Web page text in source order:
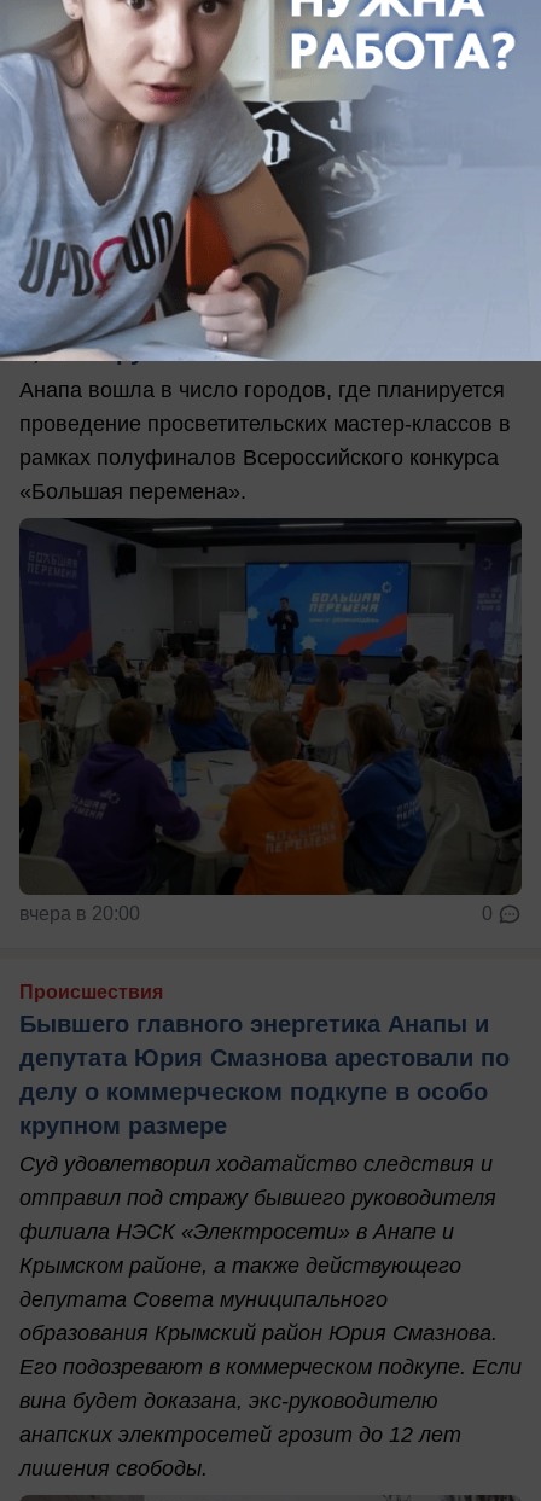
вчера в 21:00
Общество
Анапа вошла в федеральную закупку на
8,5 млн рублей
Анапа вошла в число городов, где планируется
проведение просветительских мастер-классов в
рамках полуфиналов Всероссийского конкурса
«Большая перемена».
вчера в 20:00 0
Происшествия
Бывшего главного энергетика Анапы и
депутата Юрия Смазнова арестовали по
делу о коммерческом подкупе в особо
крупном размере
Суд удовлетворил ходатайство следствия и
отправил под стражу бывшего руководителя
филиала НЭСК «Электросети» в Анапе и
Крымском районе, а также действующего
депутата Совета муниципального
образования Крымский район Юрия Смазнова.
Его подозревают в коммерческом подкупе. Если
вина будет доказана, экс-руководителю
анапских электросетей грозит до 12 лет
лишения свободы.